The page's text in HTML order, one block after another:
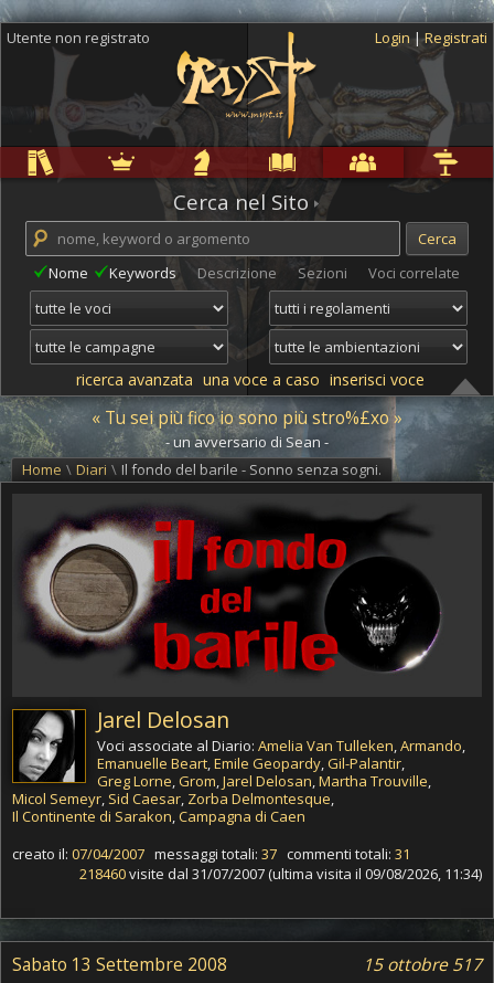
Utente non registrato Login |Registrati
Cerca nel Sito
Nome Keywords Descrizione Sezioni Voci correlate
ricerca avanzata una voce a caso inserisci voce
« Tu sei più fico io sono più stro%£xo »
- un avversario di Sean -
Home \ Diari \ Il fondo del barile - Sonno senza sogni.
Jarel Delosan
Voci associate al Diario: Amelia Van Tulleken,Armando,
Emanuelle Beart,Emile Geopardy,Gil-Palantir,
Greg Lorne,Grom,Jarel Delosan,Martha Trouville,
Micol Semeyr, Sid Caesar, Zorba Delmontesque,
Il Continente di Sarakon,Campagna di Caen
creato il: 07/04/2007 messaggi totali: 37 commenti totali: 31
218460visite dal 31/07/2007 (ultima visita il 09/08/2026, 11:34)
15 ottobre 517
Sabato 13 Settembre 2008